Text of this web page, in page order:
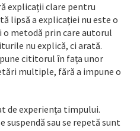
explicații clare pentru
lipsă a explicației nu este o
metodă prin care autorul
nu explică, ci arată.
cititorul în fața unor
multiple, fără a impune o
de experiența timpului.
suspendă sau se repetă sunt